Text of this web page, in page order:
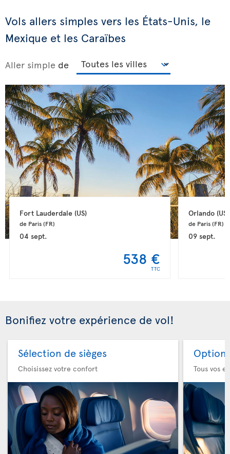
Vols allers simples vers les États-Unis, le
Mexique et les Caraïbes
Aller simple de
Fort Lauderdale (US)
de Paris (FR)
04 sept.
538 €
TTC
Orlando (US)
de Paris (FR)
09 sept.
Bonifiez votre expérience de vol!
Sélection de sièges
Choisissez votre confort
Option
Tous vos